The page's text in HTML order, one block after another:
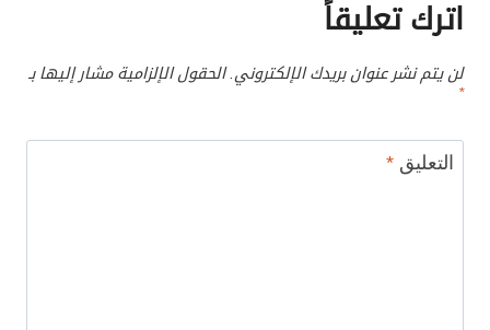
اترك تعليقاً
لن يتم نشر عنوان بريدك الإلكتروني. الحقول الإلزامية مشار إليها بـ
*
التعليق *